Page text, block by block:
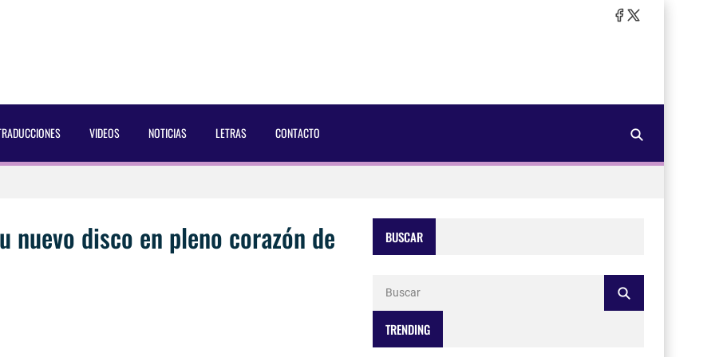
VIDEOS NOTICIAS LETRAS CONTACTO
Magazine [2025]
[2025]
nuevo disco en pleno corazón de
BUSCAR
TRENDING